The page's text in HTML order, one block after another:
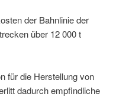
der Bahnlinie der
über 12 000 t
für die Herstellung von
dadurch empfindliche